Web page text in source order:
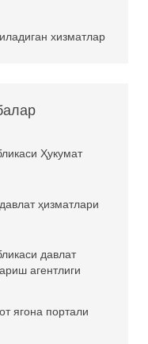
хизматлар
Ҳукумат
ҳизматлари
давлат
агентлиги
ягона портали